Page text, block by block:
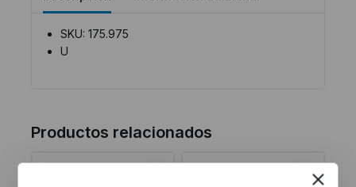
SKU: 175.975
U
Productos relacionados